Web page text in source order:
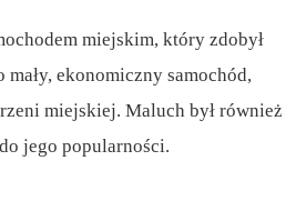
miejskim, który zdobył
ekonomiczny samochód,
miejskiej. Maluch był również
jego popularności.